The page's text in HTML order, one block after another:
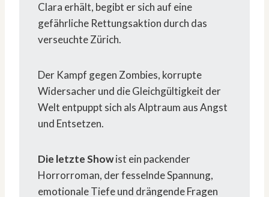
Clara erhält, begibt er sich auf eine
gefährliche Rettungsaktion durch das
verseuchte Zürich.
Der Kampf gegen Zombies, korrupte
Widersacher und die Gleichgültigkeit der
Welt entpuppt sich als Alptraum aus Angst
und Entsetzen.
Die letzte Showist ein packender
Horrorroman, der fesselnde Spannung,
emotionale Tiefe und drängende Fragen